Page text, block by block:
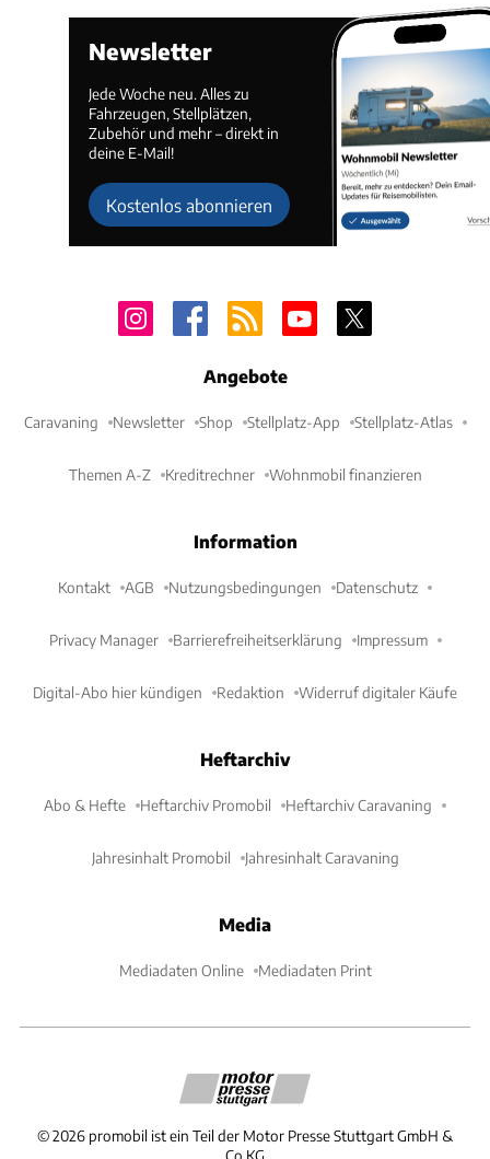
Newsletter
Jede Woche neu. Alles zu
Fahrzeugen, Stellplätzen,
Zubehör und mehr – direkt in
deine E-Mail!
Kostenlos abonnieren
Angebote
Caravaning Newsletter Shop Stellplatz-App Stellplatz-Atlas
Themen A-Z Kreditrechner Wohnmobil finanzieren
Information
Kontakt AGB Nutzungsbedingungen Datenschutz
Privacy Manager Barrierefreiheitserklärung Impressum
Digital-Abo hier kündigen Redaktion Widerruf digitaler Käufe
Heftarchiv
Abo & Hefte Heftarchiv Promobil Heftarchiv Caravaning
Jahresinhalt Promobil Jahresinhalt Caravaning
Media
Mediadaten Online Mediadaten Print
©2026 promobil ist ein Teil der Motor Presse Stuttgart GmbH &
Co.KG